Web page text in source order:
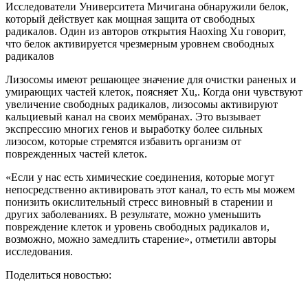
Исследователи Университета Мичигана обнаружили белок,
который действует как мощная защита от свободных
радикалов. Один из авторов открытия Haoxing Xu говорит,
что белок активируется чрезмерным уровнем свободных
радикалов
Лизосомы имеют решающее значение для очистки раненых и
умирающих частей клеток, поясняет Xu,. Когда они чувствуют
увеличение свободных радикалов, лизосомы активируют
кальциевый канал на своих мембранах. Это вызывает
экспрессию многих генов и выработку более сильных
лизосом, которые стремятся избавить организм от
поврежденных частей клеток.
«Если у нас есть химические соединения, которые могут
непосредственно активировать этот канал, то есть мы можем
понизить окислительный стресс виновный в старении и
других заболеваниях. В результате, можно уменьшить
повреждение клеток и уровень свободных радикалов и,
возможно, можно замедлить старение», отметили авторы
исследования.
Поделиться новостью: